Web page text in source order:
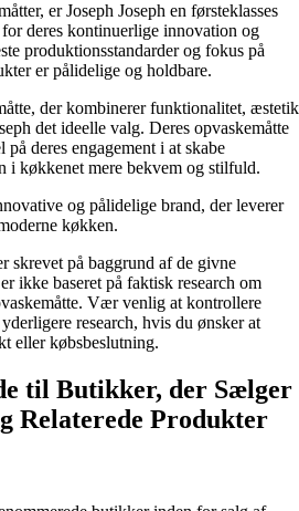
er Joseph Joseph en førsteklasses
deres kontinuerlige innovation og
produktionsstandarder og fokus på
er pålidelige og holdbare.
der kombinerer funktionalitet, æstetik
det ideelle valg. Deres opvaskemåtte
deres engagement i at skabe
i køkkenet mere bekvem og stilfuld.
og pålidelige brand, der leverer
køkken.
skrevet på baggrund af de givne
ikke baseret på faktisk research om
Vær venlig at kontrollere
research, hvis du ønsker at
eller købsbeslutning.
til Butikker, der Sælger
Relaterede Produkter